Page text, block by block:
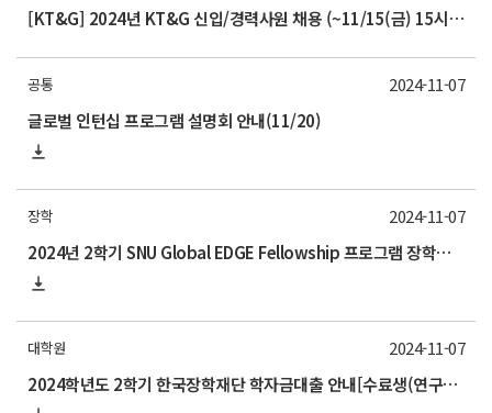
[KT&G] 2024년 KT&G 신입/경력사원 채용 (~11/15(금) 15시까지)
공통
글로벌 인턴십 프로그램 설명회 안내(11/20)
2024-11-07
장학
2024년 2학기 SNU Global EDGE Fellowship 프로그램 장학생 모집 안내
2024-11-07
대학원
2024학년도 2학기 한국장학재단 학자금대출 안내[수료생(연구생) 추가 신청]
2024-11-07